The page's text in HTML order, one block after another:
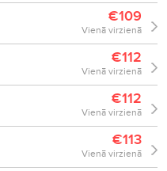
€109
Vienā virzienā
€112
Vienā virzienā
€112
Vienā virzienā
€113
Vienā virzienā